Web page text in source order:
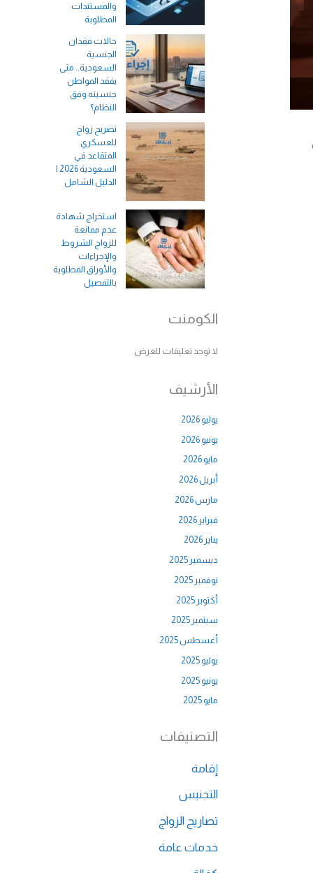
والمستندات
المطلوبة
حالات فقدان
الجنسية
السعودية.. متى
يفقد المواطن
جنسيته وفق
النظام؟
تصريح زواج
للعسكري
المتقاعد في
السعودية 2026 |
الدليل الشامل
استخراج شهادة
عدم ممانعة
للزواج الشروط
والإجراءات
والأوراق المطلوبة
بالتفصيل
الكومنت
لا توجد تعليقات للعرض.
الأرشيف
يوليو 2026
يونيو 2026
مايو 2026
أبريل 2026
مارس 2026
فبراير 2026
يناير 2026
ديسمبر 2025
نوفمبر 2025
أكتوبر 2025
سبتمبر 2025
أغسطس 2025
يوليو 2025
يونيو 2025
مايو 2025
التصنيفات
إقامة
التجنيس
تصاريح الزواج
خدمات عامة